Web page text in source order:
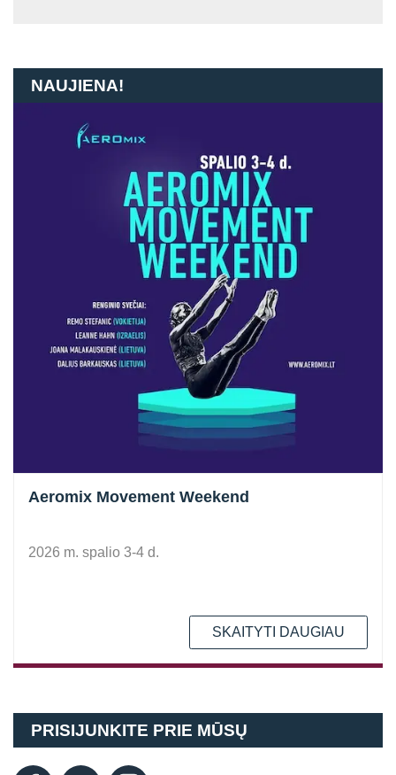
NAUJIENA!
Aeromix Movement Weekend
2026 m. spalio 3-4 d.
SKAITYTI DAUGIAU
PRISIJUNKITE PRIE MŪSŲ